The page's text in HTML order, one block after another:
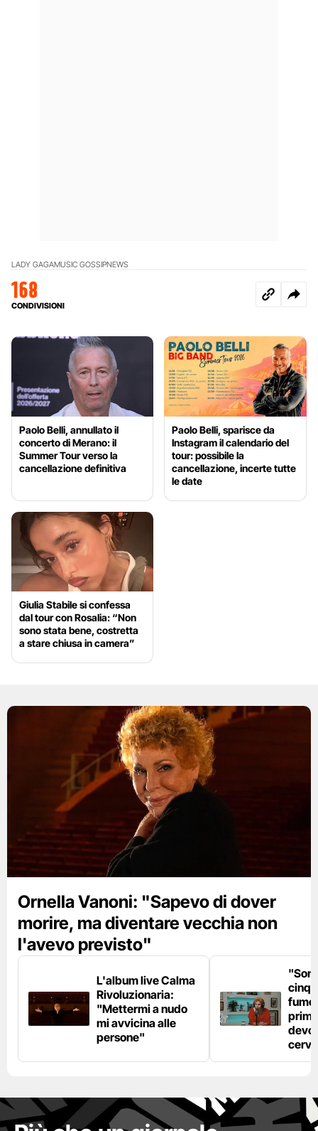
LADY GAGAMUSIC GOSSIPNEWS
168
CONDIVISIONI
Paolo Belli, annullato il
concerto di Merano: il
Summer Tour verso la
cancellazione definitiva
Paolo Belli, sparisce da
Instagram il calendario del
tour: possibile la
cancellazione, incerte tutte
le date
Giulia Stabile si confessa
dal tour con Rosalia: “Non
sono stata bene, costretta
a stare chiusa in camera”
Ornella Vanoni: "Sapevo di dover
morire, ma diventare vecchia non
l'avevo previsto"
L'album live Calma
Rivoluzionaria:
"Mettermi a nudo
mi avvicina alle
persone"
fumo
devo